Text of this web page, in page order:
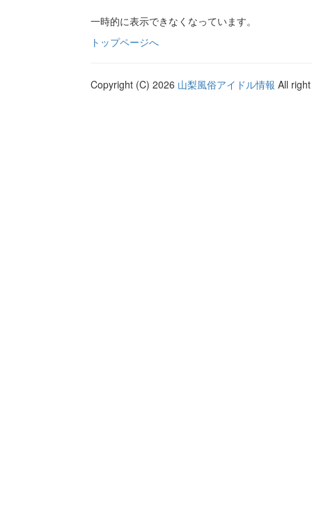
一時的に表示できなくなっています。
トップページへ
Copyright (C) 2026 山梨風俗アイドル情報 All